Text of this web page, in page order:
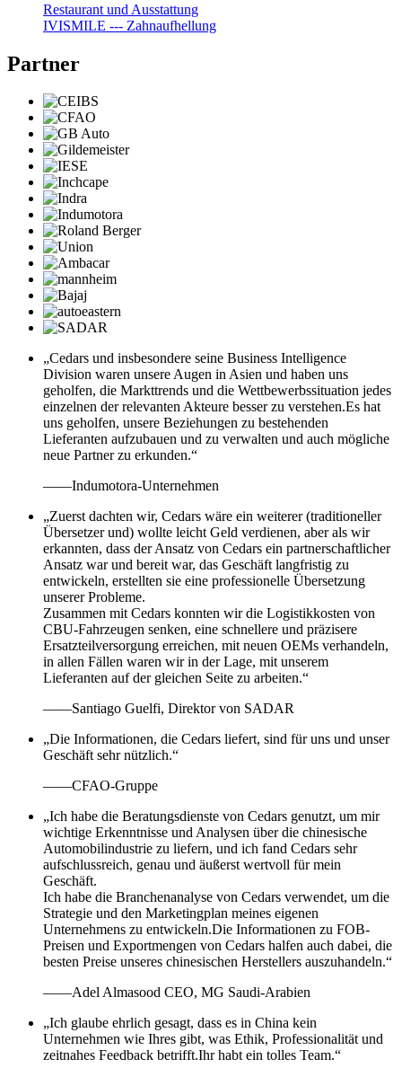
Restaurant und Ausstattung
IVISMILE --- Zahnaufhellung
Partner
„Cedars und insbesondere seine Business Intelligence
Division waren unsere Augen in Asien und haben uns
geholfen, die Markttrends und die Wettbewerbssituation jedes
einzelnen der relevanten Akteure besser zu verstehen.Es hat
uns geholfen, unsere Beziehungen zu bestehenden
Lieferanten aufzubauen und zu verwalten und auch mögliche
neue Partner zu erkunden.“
——Indumotora-Unternehmen
„Zuerst dachten wir, Cedars wäre ein weiterer (traditioneller
Übersetzer und) wollte leicht Geld verdienen, aber als wir
erkannten, dass der Ansatz von Cedars ein partnerschaftlicher
Ansatz war und bereit war, das Geschäft langfristig zu
entwickeln, erstellten sie eine professionelle Übersetzung
unserer Probleme.
Zusammen mit Cedars konnten wir die Logistikkosten von
CBU-Fahrzeugen senken, eine schnellere und präzisere
Ersatzteilversorgung erreichen, mit neuen OEMs verhandeln,
in allen Fällen waren wir in der Lage, mit unserem
Lieferanten auf der gleichen Seite zu arbeiten.“
——Santiago Guelfi, Direktor von SADAR
„Die Informationen, die Cedars liefert, sind für uns und unser
Geschäft sehr nützlich.“
——CFAO-Gruppe
„Ich habe die Beratungsdienste von Cedars genutzt, um mir
wichtige Erkenntnisse und Analysen über die chinesische
Automobilindustrie zu liefern, und ich fand Cedars sehr
aufschlussreich, genau und äußerst wertvoll für mein
Geschäft.
Ich habe die Branchenanalyse von Cedars verwendet, um die
Strategie und den Marketingplan meines eigenen
Unternehmens zu entwickeln.Die Informationen zu FOB-
Preisen und Exportmengen von Cedars halfen auch dabei, die
besten Preise unseres chinesischen Herstellers auszuhandeln.“
——Adel Almasood CEO, MG Saudi-Arabien
„Ich glaube ehrlich gesagt, dass es in China kein
Unternehmen wie Ihres gibt, was Ethik, Professionalität und
zeitnahes Feedback betrifft.Ihr habt ein tolles Team.“